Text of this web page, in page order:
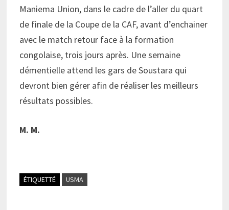
Maniema Union, dans le cadre de l’aller du quart
de finale de la Coupe de la CAF, avant d’enchainer
avec le match retour face à la formation
congolaise, trois jours après. Une semaine
démentielle attend les gars de Soustara qui
devront bien gérer afin de réaliser les meilleurs
résultats possibles.
M. M.
ÉTIQUETTÉ USMA